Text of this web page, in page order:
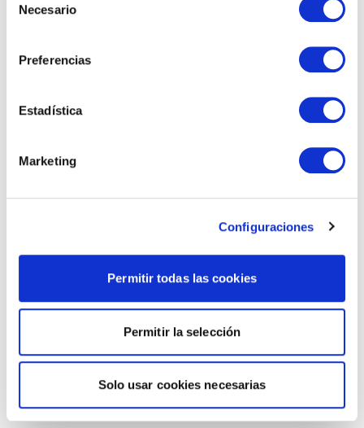
Necesario
Preferencias
Estadística
Marketing
Configuraciones
Permitir todas las cookies
Permitir la selección
Solo usar cookies necesarias